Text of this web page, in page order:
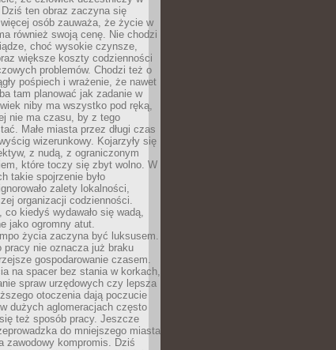
ten obraz zaczyna się
osób zauważa, że życie w
również swoją cenę. Nie chodzi
choć wysokie czynsze,
większe koszty codzienności
problemów. Chodzi też o
pośpiech i wrażenie, że nawet
tam planować jak zadanie w
niby ma wszystko pod ręką,
nie ma czasu, by z tego
Małe miasta przez długi czas
wizerunkowy. Kojarzyły się
z nudą, z ograniczonym
które toczy się zbyt wolno. W
takie spojrzenie było
zalety lokalności,
organizacji codzienności.
co kiedyś wydawało się wadą,
jako ogromny atut.
życia zaczyna być luksusem.
pracy nie oznacza już braku
gospodarowanie czasem.
na spacer bez stania w korkach,
spraw urzędowych czy lepsza
otoczenia dają poczucie
dużych aglomeracjach często
też sposób pracy. Jeszcze
do mniejszego miasta
zawodowy kompromis. Dziś